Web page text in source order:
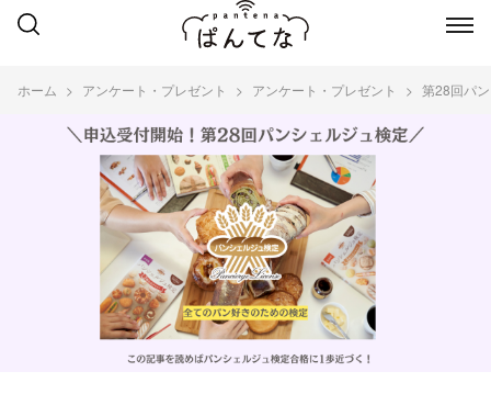
ホーム アンケート・プレゼント アンケート・プレゼント 第28回パ